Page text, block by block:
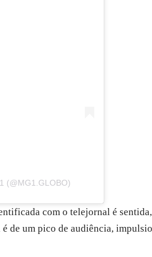
(@MG1.GLOBO)
com o telejornal é
de um pico de audiência,